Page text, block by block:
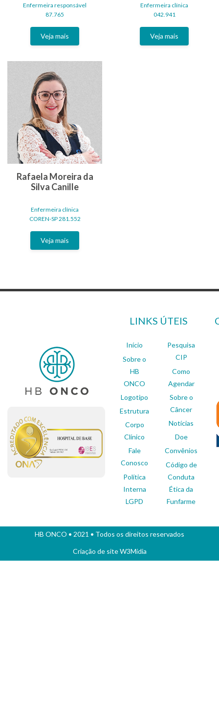
Enfermeira responsável
87.765
Veja mais
Enfermeira clínica
042.941
Veja mais
Rafaela Moreira da
Silva Canille
Enfermeira clínica
COREN-SP 281.552
Veja mais
LINKS ÚTEIS
Início
Sobre o
HB
ONCO
Logotipo
Estrutura
Corpo
Clínico
Fale
Conosco
Política
Interna
LGPD
Pesquisa
CIP
Como
Agendar
Sobre o
Câncer
Notícias
Doe
Convênios
Código de
Conduta
Ética da
Funfarme
HB ONCO • 2021 • Todos os direitos reservados
Criação de siteW3Mídia